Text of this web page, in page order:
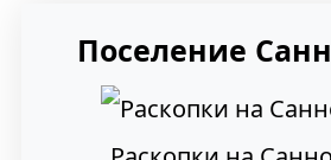
Поселение